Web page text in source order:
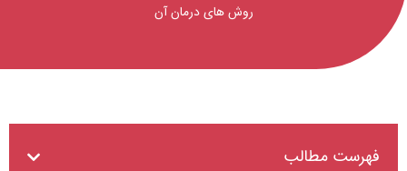
روش های درمان آن
فهرست مطالب